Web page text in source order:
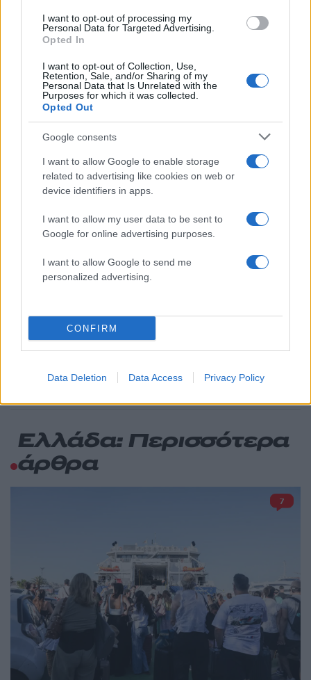
I want to opt-out of processing my
Personal Data for Targeted Advertising.
Opted In
I want to opt-out of Collection, Use,
Retention, Sale, and/or Sharing of my
Personal Data that Is Unrelated with the
Purposes for which it was collected.
Opted Out
Google consents
I want to allow Google to enable storage
related to advertising like cookies on web or
device identifiers in apps.
I want to allow my user data to be sent to
Google for online advertising purposes.
I want to allow Google to send me
personalized advertising.
CONFIRM
Data Deletion Data Access Privacy Policy
Τζο Μπάιντεν: «Ο καρκίνος έχει εξαπλωθεί,
είναι πολύ επώδυνο», λέει ο γιος του
Πιο σχολιασμένα
Βγήκαν ξανά τα μαχαίρια στην Ελπίδα
για τη Δημοκρατία: «Καρυστιανού,
Γρατσία και Γαλανός μετέτρεψαν το
κίνημα σε φοβικό αρχηγικό κόμμα»
Απίστευτο κι όμως αληθινό -
Aναστέλλονται τα τακτικά ραντεβού του
αγγειοχειρουργού του νοσοκομείου
Χανίων επειδή κλάπηκε το μηχανάκι του
Σούπερ μάρκετ: Νέες μειώσεις τιμών –
916 προϊόντα στην εθνική πρωτοβουλία,
ανάμεσά τους 130 σχολικά
ΕΛΑΣ: Ο Αλέξης Δέδες ο πρώτος
σκηνή
58 Στην Κρήτη ο Κυριάκος Μητσοτάκης,
συνεχίζει τις ολιγοήμερες διακοπές του –
Ελλάδα: Περισσότερα
άρθρα
7